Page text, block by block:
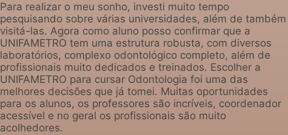
Para realizar o meu sonho, investi muito tempo
pesquisando sobre várias universidades, além de também
visitá-las. Agora como aluno posso confirmar que a
UNIFAMETRO tem uma estrutura robusta, com diversos
laboratórios, complexo odontológico completo, além de
profissionais muito dedicados e treinados. Escolher a
UNIFAMETRO para cursar Odontologia foi uma das
melhores decisões que já tomei. Muitas oportunidades
para os alunos, os professores são incríveis, coordenador
acessível e no geral os profissionais são muito
acolhedores.